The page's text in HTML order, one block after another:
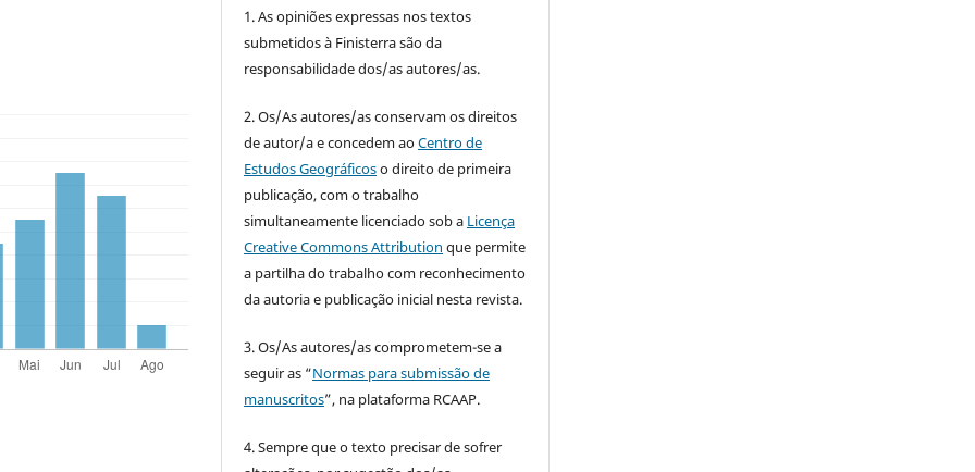
1. As opiniões expressas nos textos
submetidos à Finisterra são da
responsabilidade dos/as autores/as.
2. Os/As autores/as conservam os direitos
de autor/a e concedem aoCentro de
Estudos Geográficoso direito de primeira
publicação, com o trabalho
simultaneamente licenciado sob a Licença
Creative Commons Attribution que permite
a partilha do trabalho com reconhecimento
da autoria e publicação inicial nesta revista.
3. Os/As autores/as comprometem-se a
seguir as “Normas para submissão de
manuscritos”, na plataforma RCAAP.
4. Sempre que o texto precisar de sofrer